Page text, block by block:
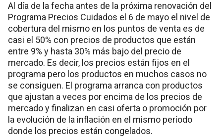
Al día de la fecha antes de la próxima renovación del
Programa Precios Cuidados el 6 de mayo el nivel de
cobertura del mismo en los puntos de venta es de
casi el 50% con precios de productos que están
entre 9% y hasta 30% más bajo del precio de
mercado. Es decir, los precios están fijos en el
programa pero los productos en muchos casos no
se consiguen. El programa arranca con productos
que ajustan a veces por encima de los precios de
mercado y finalizan en casi oferta o promoción por
la evolución de la inflación en el mismo período
donde los precios están congelados.